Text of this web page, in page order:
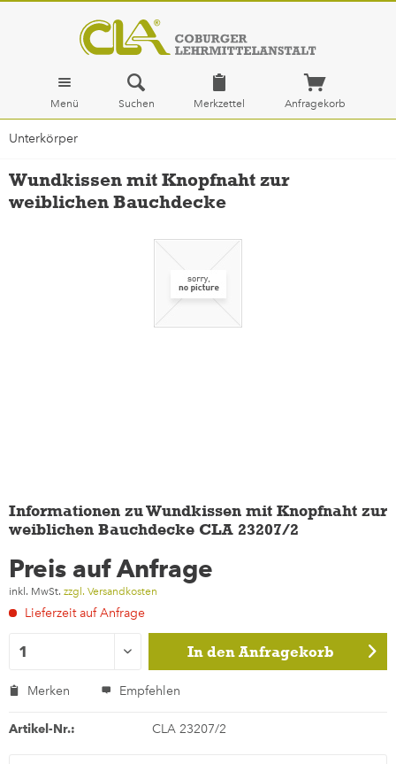
Menü Suchen Merkzettel Anfragekorb
Unterkörper
Wundkissen mit Knopfnaht zur
weiblichen Bauchdecke
Informationen zu Wundkissen mit Knopfnaht zur
weiblichen Bauchdecke CLA 23207/2
Preis auf Anfrage
inkl. MwSt. zzgl. Versandkosten
Lieferzeit auf Anfrage
In den Anfragekorb
Merken Empfehlen
Artikel-Nr.: CLA 23207/2